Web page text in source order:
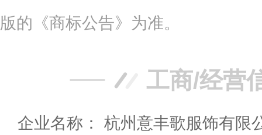
版的《商标公告》为准。
工商/经营
企业名称： 杭州意丰歌服饰有限